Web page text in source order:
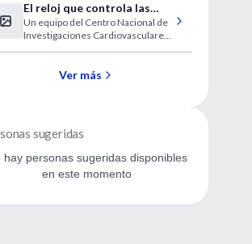
divertidas, cálidas y llenas de
lenguaje rico
El reloj que controla las
infecciones y la enfermedad
cardiovascular
Un equipo del Centro Nacional de
Investigaciones Cardiovasculares
ciclos día/noche con la actividad de
Ver más
sugeridas
hay personas sugeridas disponibles
en este momento